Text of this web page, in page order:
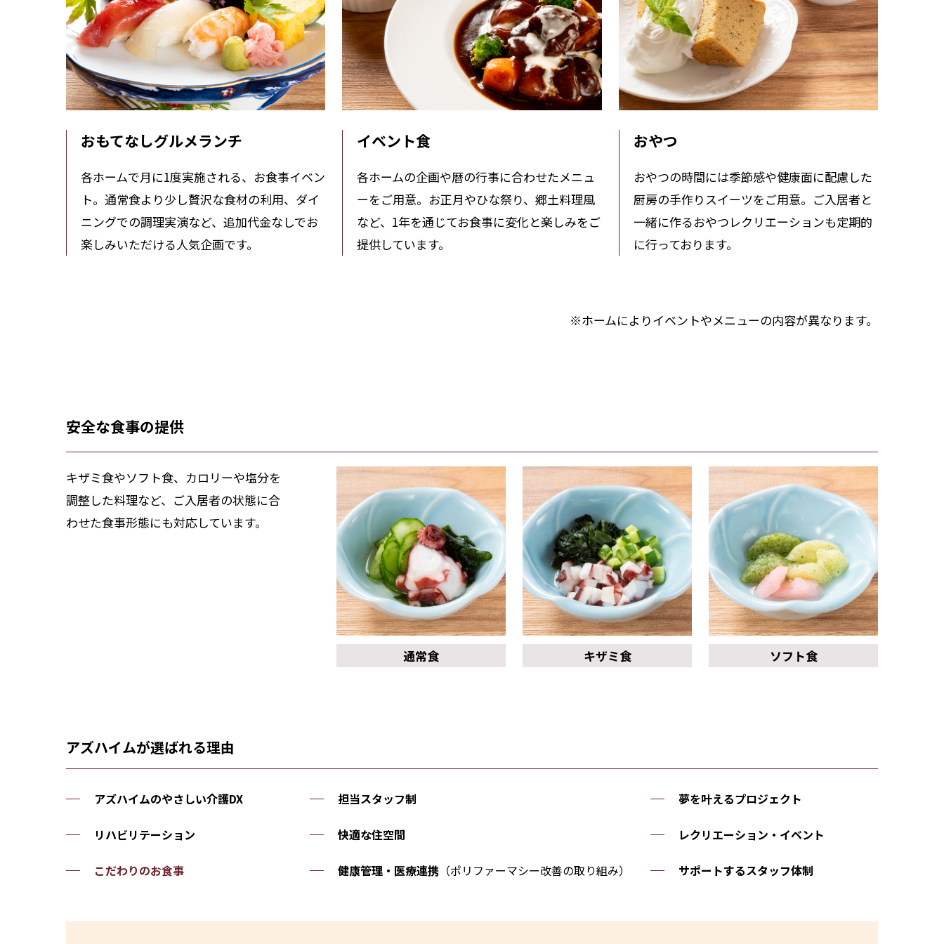
おもてなしグルメランチ
各ホームで月に1度実施される、お食事イベン
ト。通常食より少し贅沢な食材の利用、ダイ
ニングでの調理実演など、追加代金なしでお
楽しみいただける人気企画です。
イベント食
各ホームの企画や暦の行事に合わせたメニュ
ーをご用意。お正月やひな祭り、郷土料理風
など、1年を通じてお食事に変化と楽しみをご
提供しています。
おやつ
おやつの時間には季節感や健康面に配慮した
厨房の手作りスイーツをご用意。ご入居者と
一緒に作るおやつレクリエーションも定期的
に行っております。
※ホームによりイベントやメニューの内容が異なります。
安全な食事の提供
キザミ食やソフト食、カロリーや塩分を
調整した料理など、ご入居者の状態に合
わせた食事形態にも対応しています。
通常食 キザミ食 ソフト食
アズハイムが選ばれる理由
アズハイムのやさしい介護DX 担当スタッフ制 夢を叶えるプロジェクト
リハビリテーション 快適な住空間 レクリエーション・イベント
こだわりのお食事 健康管理・医療連携（ポリファーマシー改善の取り組み） サポートするスタッフ体制